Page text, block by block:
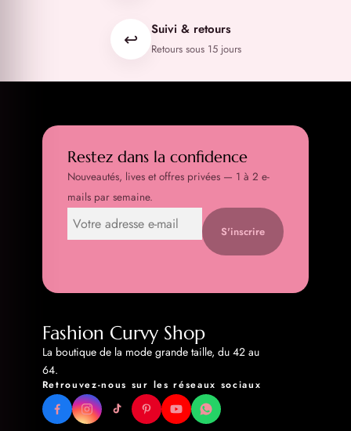
↩️ Suivi & retours
Retours sous 15 jours
Restez dans la confidence
Nouveautés, lives et offres privées — 1 à 2 e-
mails par semaine.
S'inscrire
Fashion Curvy Shop
La boutique de la mode grande taille, du 42 au
64.
Retrouvez-nous sur les réseaux sociaux